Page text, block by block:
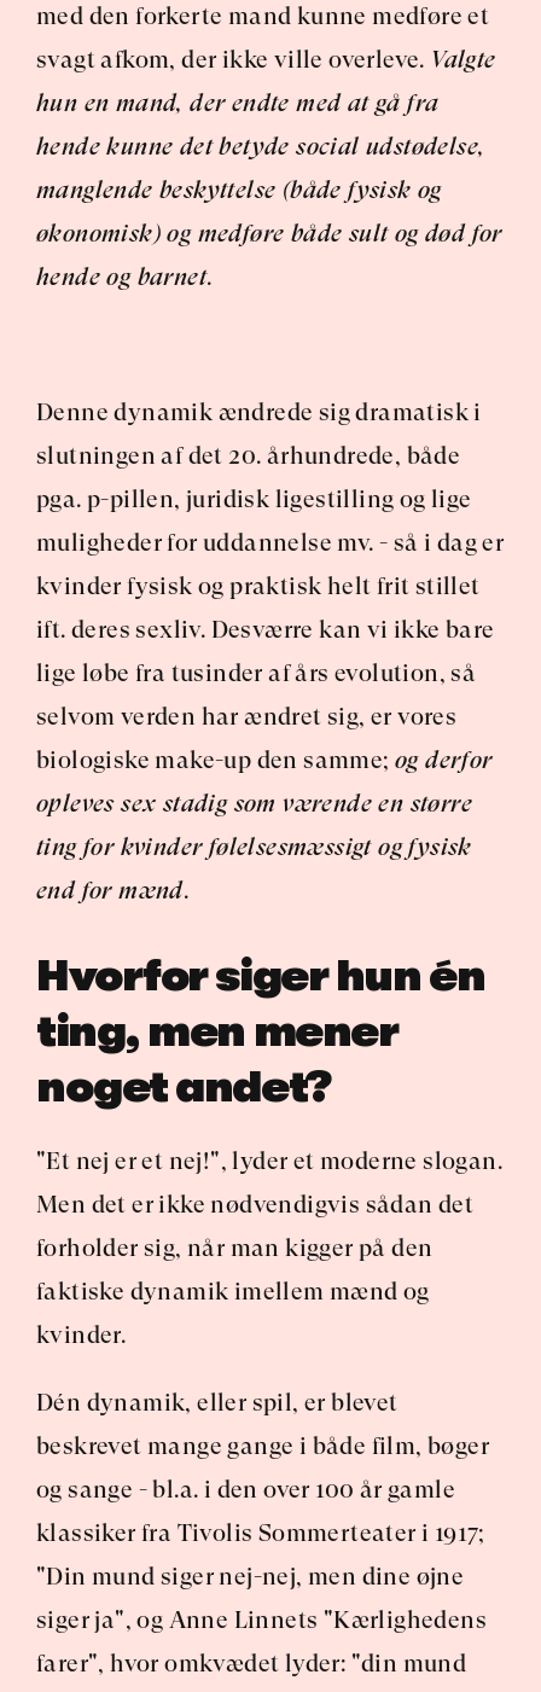
med den forkerte mand kunne medføre et
svagt afkom, der ikke ville overleve. Valgte
hun en mand, der endte med at gå fra
hende kunne det betyde social udstødelse,
manglende beskyttelse (både fysisk og
økonomisk) og medføre både sult og død for
hende og barnet.
Denne dynamik ændrede sig dramatisk i
slutningen af det 20. århundrede, både
pga. p-pillen, juridisk ligestilling og lige
muligheder for uddannelse mv. - så i dag er
kvinder fysisk og praktisk helt frit stillet
ift. deres sexliv. Desværre kan vi ikke bare
lige løbe fra tusinder af års evolution, så
selvom verden har ændret sig, er vores
biologiske make-up den samme; og derfor
opleves sex stadig som værende en større
ting for kvinder følelsesmæssigt og fysisk
end for mænd.
Hvorfor siger hun én
ting, men mener
noget andet?
"Et nej er et nej!", lyder et moderne slogan.
Men det er ikke nødvendigvis sådan det
forholder sig, når man kigger på den
faktiske dynamik imellem mænd og
kvinder.
Dén dynamik, eller spil, er blevet
beskrevet mange gange i både film, bøger
og sange - bl.a. i den over 100 år gamle
klassiker fra Tivolis Sommerteater i 1917;
"Din mund siger nej-nej, men dine øjne
siger ja", og Anne Linnets "Kærlighedens
farer", hvor omkvædet lyder: "din mund